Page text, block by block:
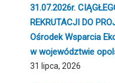
31.07.2026r.
REKRUTACJI DO
Ośrodek Wsparcia
w województwie
31 lipca, 2026